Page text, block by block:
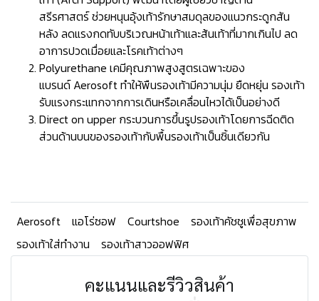
สรีรศาสตร์ ช่วยหนุนอุ้งเท้ารักษาสมดุลของแนวกระดูกสัน
หลัง ลดแรงกดทับบริเวณหน้าเท้าและส้นเท้าที่มากเกินไป ลด
อาการปวดเมื่อยและโรคเท้าต่างๆ
Polyurethane เคมีคุณภาพสูงสูตรเฉพาะของ
แบรนด์ Aerosoft ทำให้พืนรองเท้ามีความนุ่ม ยืดหยุ่น รองเท้า
รับแรงกระแทกจากการเดินหรือเคลื่อนไหวได้เป็นอย่างดี
Direct on upper กระบวนการขึ้นรูปรองเท้าโดยการฉีดติด
ส่วนด้านบนของรองเท้ากับพื้นรองเท้าเป็นชิ้นเดียวกัน
Aerosoft แอโร่ซอฟ Courtshoe
รองเท้าคัชชูเพื่อสุขภาพ
รองเท้าใส่ทำงาน
รองเท้าสาวออฟฟิศ
คะแนนและรีวิวสินค้า